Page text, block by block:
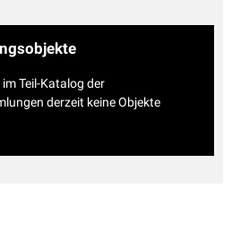
Teil-Katalog der
derzeit keine Objekte